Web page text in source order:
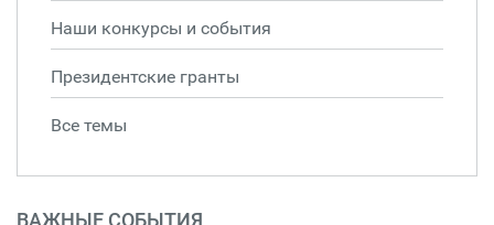
Наши конкурсы и события
Президентские гранты
Все темы
ВАЖНЫЕ СОБЫТИЯ